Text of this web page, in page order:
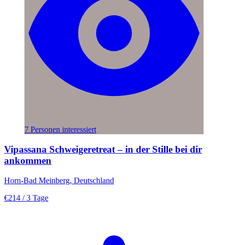
7 Personen interessiert
Vipassana Schweigeretreat – in der Stille bei dir
ankommen
Horn-Bad Meinberg, Deutschland
€214 / 3 Tage